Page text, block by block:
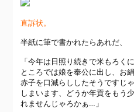
直訴状。
半紙に筆で書かれたらあれだ、
「今年は日照り続きで米もろく
ところでは娘を奉公に出し、お
赤子を口減らししたそうですじ
しまいます、どうか年貢をもう
れませんじゃろかぁ…」